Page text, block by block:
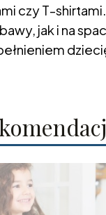
czy T-
jak i na